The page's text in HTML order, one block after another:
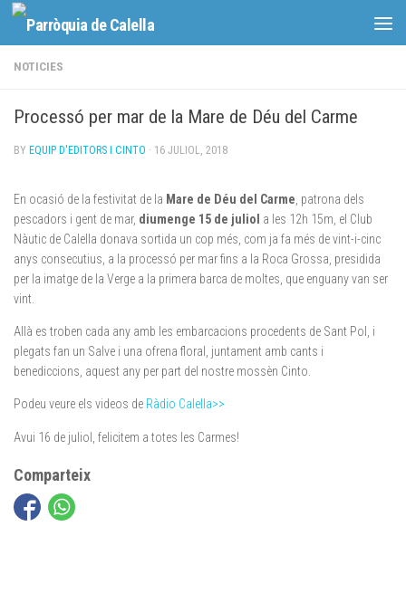
Skip to content
NOTICIES
Processó per mar de la Mare de Déu del Carme
BY EQUIP D'EDITORS I CINTO · 16 JULIOL, 2018
En ocasió de la festivitat de la Mare de Déu del Carme, patrona dels
pescadors i gent de mar, diumenge 15 de juliol a les 12h 15m, el Club
Nàutic de Calella donava sortida un cop més, com ja fa més de vint-i-cinc
anys consecutius, a la processó per mar fins a la Roca Grossa, presidida
per la imatge de la Verge a la primera barca de moltes, que enguany van ser
vint.
Allà es troben cada any amb les embarcacions procedents de Sant Pol, i
plegats fan un Salve i una ofrena floral, juntament amb cants i
benediccions, aquest any per part del nostre mossèn Cinto.
Podeu veure els videos de Ràdio Calella>>
Avui 16 de juliol, felicitem a totes les Carmes!
Comparteix